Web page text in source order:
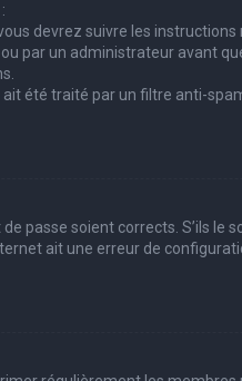
devrez suivre les
par un administrateur avant
été traité par un filtre anti-
passe soient corrects. S’ils le
ait une erreur de